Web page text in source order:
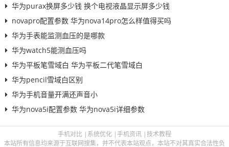
华为purax换屏多少钱 换个电视液晶显示屏多少钱
novapro配置参数 华为nova14pro怎么样值得买吗
华为手表能监测血压的是哪款
华为watch5能测血压吗
华为平板笔雪域白 华为平板二代笔雪域白
华为pencil雪域白区别
华为手机音量开满还声音小
华为nova5i配置参数 华为nova5i详细参数
手机对比 | 系统优化 |手机资讯 |技术教程
本站所有信息均来源于互联网搜集，并不代表本站观点，本站不对其真实合法性负